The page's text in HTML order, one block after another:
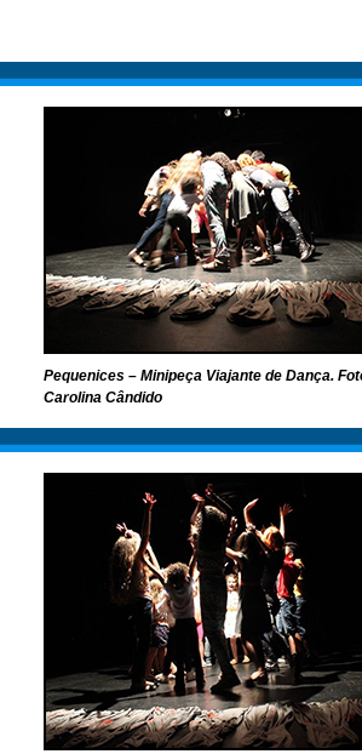
Pequenices – Minipeça Viajante de Dança.
Carolina Cândido